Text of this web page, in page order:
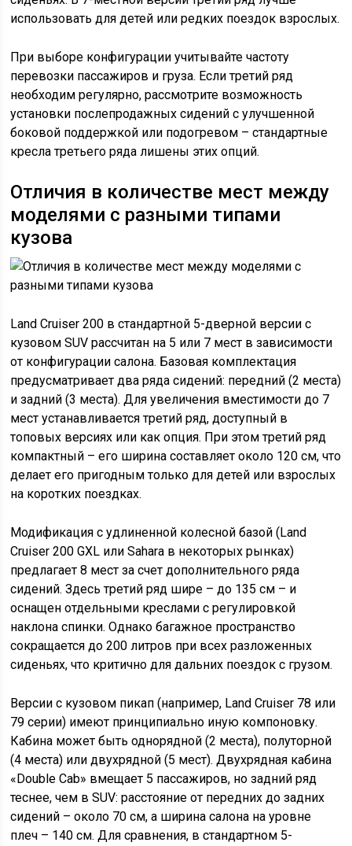
использовать для детей или редких поездок взрослых.
При выборе конфигурации учитывайте частоту
перевозки пассажиров и груза. Если третий ряд
необходим регулярно, рассмотрите возможность
установки послепродажных сидений с улучшенной
боковой поддержкой или подогревом – стандартные
кресла третьего ряда лишены этих опций.
Отличия в количестве мест между
моделями с разными типами
кузова
Land Cruiser 200 в стандартной 5-дверной версии с
кузовом SUV рассчитан на 5 или 7 мест в зависимости
от конфигурации салона. Базовая комплектация
предусматривает два ряда сидений: передний (2 места)
и задний (3 места). Для увеличения вместимости до 7
мест устанавливается третий ряд, доступный в
топовых версиях или как опция. При этом третий ряд
компактный – его ширина составляет около 120 см, что
делает его пригодным только для детей или взрослых
на коротких поездках.
Модификация с удлиненной колесной базой (Land
Cruiser 200 GXL или Sahara в некоторых рынках)
предлагает 8 мест за счет дополнительного ряда
сидений. Здесь третий ряд шире – до 135 см – и
оснащен отдельными креслами с регулировкой
наклона спинки. Однако багажное пространство
сокращается до 200 литров при всех разложенных
сиденьях, что критично для дальних поездок с грузом.
Версии с кузовом пикап (например, Land Cruiser 78 или
79 серии) имеют принципиально иную компоновку.
Кабина может быть однорядной (2 места), полуторной
(4 места) или двухрядной (5 мест). Двухрядная кабина
«Double Cab» вмещает 5 пассажиров, но задний ряд
теснее, чем в SUV: расстояние от передних до задних
сидений – около 70 см, а ширина салона на уровне
плеч – 140 см. Для сравнения, в стандартном 5-